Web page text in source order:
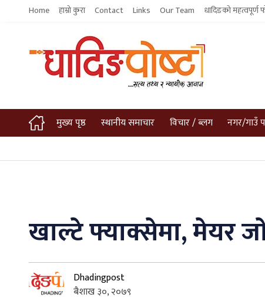
Home हाम्रो कुरा Contact Links Our Team धादिङको महत्वपूर्ण
मुख्य पृष्ठ स्थानीय समाचार विचार / ब्लग नगर/गाउँ
खाल्टे फ्याक्सेमा, मेयर
Dhadingpost
बैशाख ३०, २०७९